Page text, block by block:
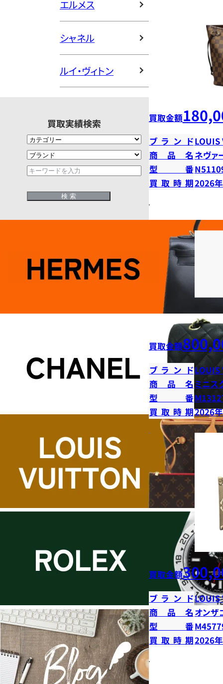
エルメス
シャネル
ルイ・ヴィトン
買取実績検索 買取金額
ブランドLOUIS
商品名 ネヴァ
型番
買取時期2026
買取金額
ブランドLOUIS
商品名 ミニス
型番
買取時期2026
買取金額
ブランドLOUIS
商品名 オンザ
型番
買取時期2026